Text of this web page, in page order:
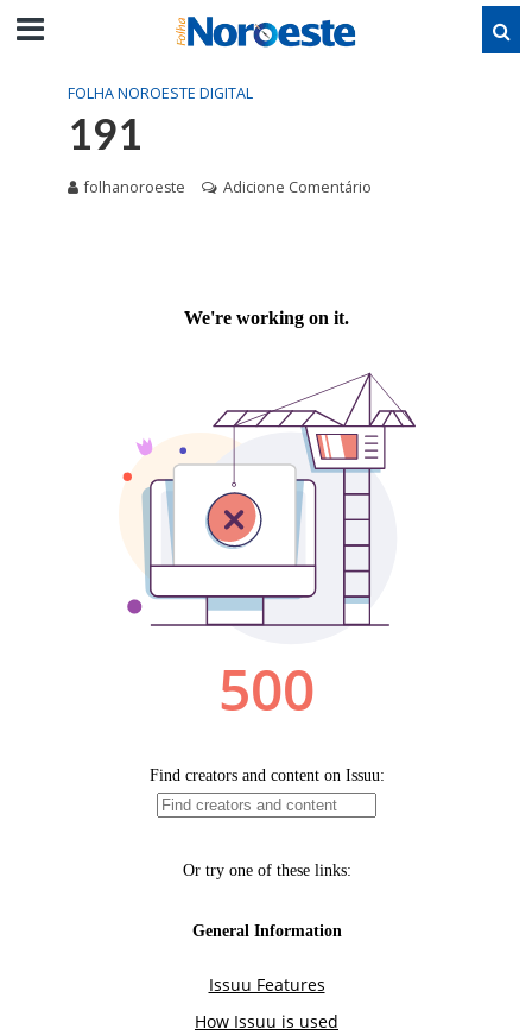
FOLHA NOROESTE DIGITAL
191
folhanoroeste Adicione Comentário